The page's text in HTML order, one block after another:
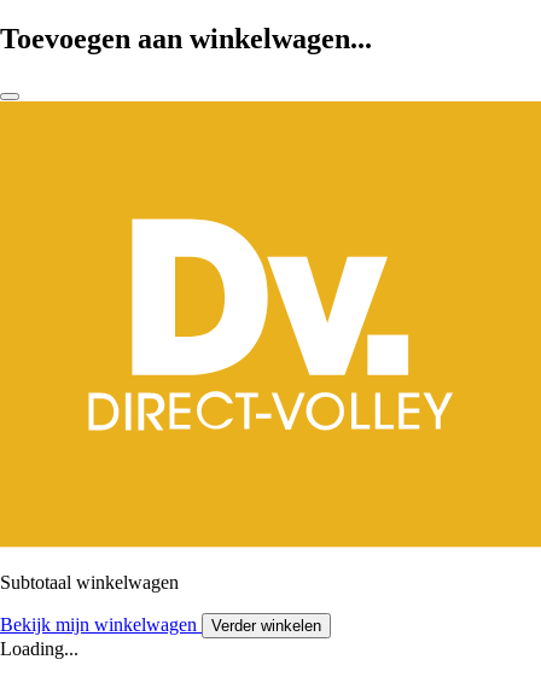
Toevoegen aan winkelwagen...
Subtotaal winkelwagen
Bekijk mijn winkelwagen Verder winkelen
Loading...